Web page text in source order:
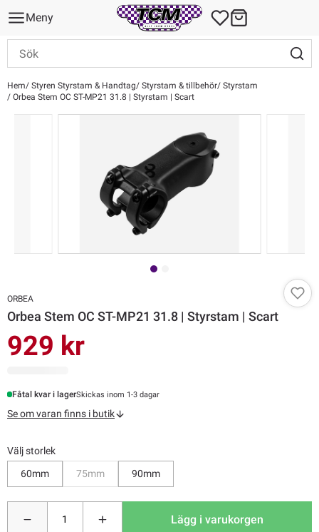
Meny
Hem Styren Styrstam & Handtag Styrstam & tillbehör Styrstam
Orbea Stem OC ST-MP21 31.8 | Styrstam | Scart
ORBEA
Orbea Stem OC ST-MP21 31.8 | Styrstam | Scart
929 kr
Fåtal kvar i lagerSkickas inom 1-3 dagar
Se om varan finns i butik
Välj storlek
60mm
75mm 90mm
Lägg i varukorgen